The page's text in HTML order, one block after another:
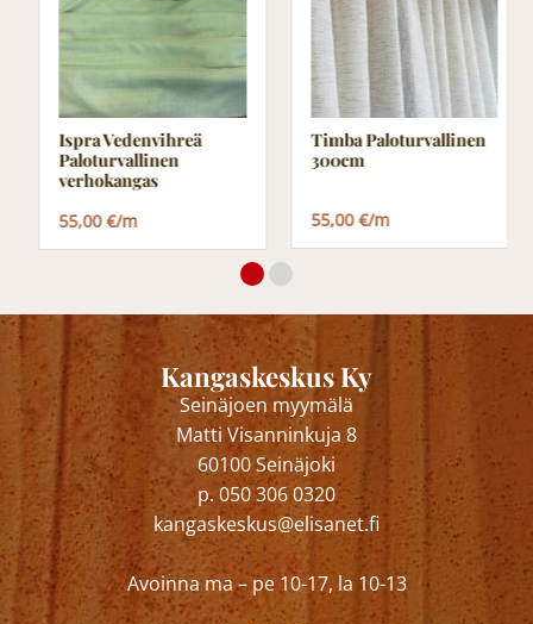
Ispra Vedenvihreä
Paloturvallinen
verhokangas
55,00 €/m
Timba Paloturvallinen
300cm
55,00 €/m
Kangaskeskus Ky
Seinäjoen myymälä
Matti Visanninkuja 8
60100 Seinäjoki
p. 050 306 0320
kangaskeskus@elisanet.fi
Avoinna ma – pe 10-17, la 10-13